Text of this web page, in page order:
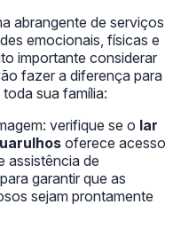
abrangente de serviços
emocionais, físicas e
importante considerar
fazer a diferença para
sua família:
verifique se o lar
oferece acesso
assistência de
garantir que as
sejam prontamente